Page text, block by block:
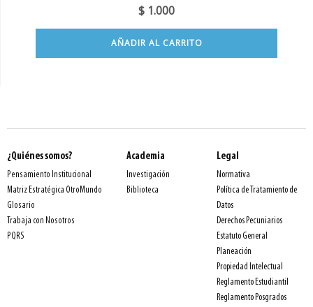
$ 1.000
AÑADIR AL CARRITO
¿Quiénes somos?
Pensamiento Institucional
Matriz Estratégica OtroMundo
Glosario
Trabaja con Nosotros
PQRS
Academia
Investigación
Biblioteca
Legal
Normativa
Política de Tratamiento de
Datos
Derechos Pecuniarios
Estatuto General
Planeación
Propiedad Intelectual
Reglamento Estudiantil
Reglamento Posgrados